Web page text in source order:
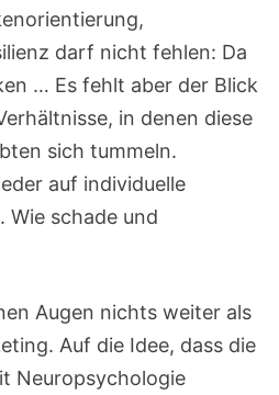
darf nicht fehlen: Da
… Es fehlt aber der Blick
in denen diese
sich tummeln.
auf individuelle
Wie schade und
Augen nichts weiter als
Auf die Idee, dass die
Neuropsychologie